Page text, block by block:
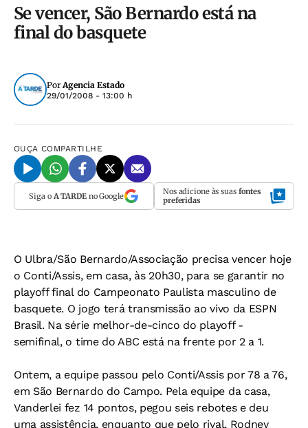
Se vencer, São Bernardo está na
final do basquete
PorAgencia Estado
29/01/2008 - 13:00 h
OUÇA COMPARTILHE
Siga o A TARDEno Google Nos adicione às suas fontes
preferidas
O Ulbra/São Bernardo/Associação precisa vencer hoje
o Conti/Assis, em casa, às 20h30, para se garantir no
playoff final do Campeonato Paulista masculino de
basquete. O jogo terá transmissão ao vivo da ESPN
Brasil. Na série melhor-de-cinco do playoff -
semifinal, o time do ABC está na frente por 2 a 1.
Ontem, a equipe passou pelo Conti/Assis por 78 a 76,
em São Bernardo do Campo. Pela equipe da casa,
Vanderlei fez 14 pontos, pegou seis rebotes e deu
uma assistência, enquanto que pelo rival, Rodney